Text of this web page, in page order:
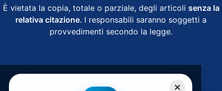
È vietata la copia, totale o parziale, degli articoli senza la
relativa citazione. I responsabili saranno soggetti a
provvedimenti secondo la legge.
×